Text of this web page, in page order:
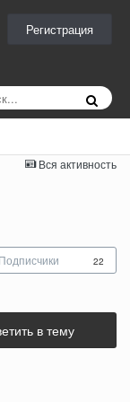
Регистрация
Вся активность
Подписчики 22
в тему